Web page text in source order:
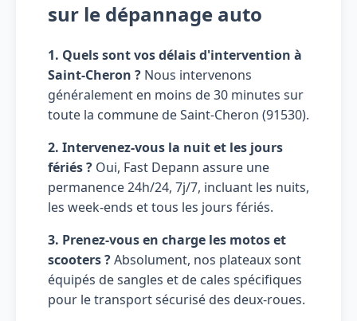
sur le dépannage auto
1. Quels sont vos délais d'intervention à
Saint-Cheron ? Nous intervenons
généralement en moins de 30 minutes sur
toute la commune de Saint-Cheron (91530).
2. Intervenez-vous la nuit et les jours
fériés ? Oui, Fast Depann assure une
permanence 24h/24, 7j/7, incluant les nuits,
les week-ends et tous les jours fériés.
3. Prenez-vous en charge les motos et
scooters ?Absolument, nos plateaux sont
équipés de sangles et de cales spécifiques
pour le transport sécurisé des deux-roues.